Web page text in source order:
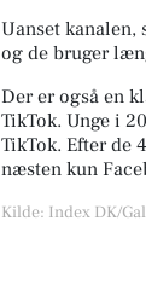
Uanset kanalen,
og de bruger
Der er også en
TikTok. Unge i
TikTok. Efter de
næsten kun
Kilde: Index DK/